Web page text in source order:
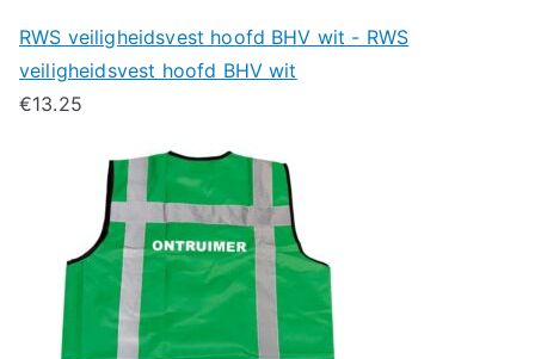
RWS veiligheidsvest hoofd BHV wit - RWS
veiligheidsvest hoofd BHV wit
€13.25